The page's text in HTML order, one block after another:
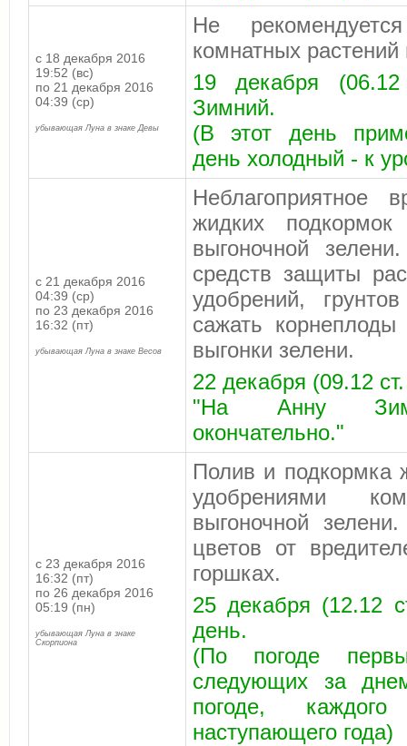
с 18 декабря 2016
19:52 (вс)
по 21 декабря 2016
04:39 (ср)
убывающая Луна в знаке Девы
Не
комнатных растений
19 декабря
Зимний.
(В этот день
день холодный - к
с 21 декабря 2016
04:39 (ср)
по 23 декабря 2016
16:32 (пт)
убывающая Луна в знаке Весов
жидких
выгоночной
средств защиты
удобрений,
сажать
выгонки зелени.
22 декабря (09.12
"На Анну Зима
окончательно."
с 23 декабря 2016
16:32 (пт)
по 26 декабря 2016
05:19 (пн)
убывающая Луна в знаке
Скорпиона
Полив и подкормка
удобрениями
выгоночной
цветов от
горшках.
25 декабря (12.12
день.
(По погоде
следующих за
погоде,
наступающего года)